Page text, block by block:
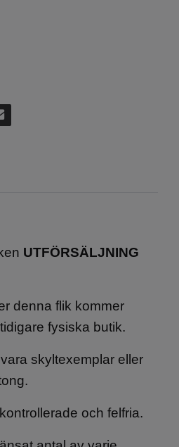
UTFÖRSÄLJNING
denna flik kommer
fysiska butik.
skyltexemplar eller
och felfria.